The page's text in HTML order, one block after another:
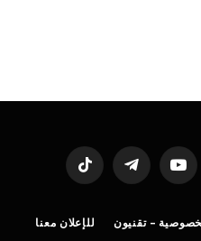
يوتيوب تيلقرام تيكتوك
– تقنيون للإعلان معنا